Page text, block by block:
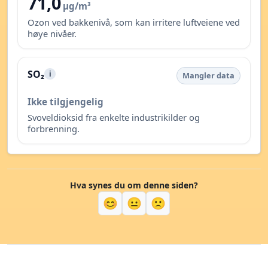
µg/m³
Ozon ved bakkenivå, som kan irritere luftveiene ved
høye nivåer.
SO₂ i Mangler data
Ikke tilgjengelig
Svoveldioksid fra enkelte industrikilder og
forbrenning.
Hva synes du om denne siden?
😊 😐 🙁